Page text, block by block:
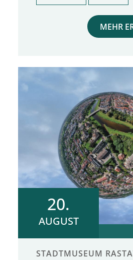
MEHR
20.
AUGUST
STADTMUSEUM